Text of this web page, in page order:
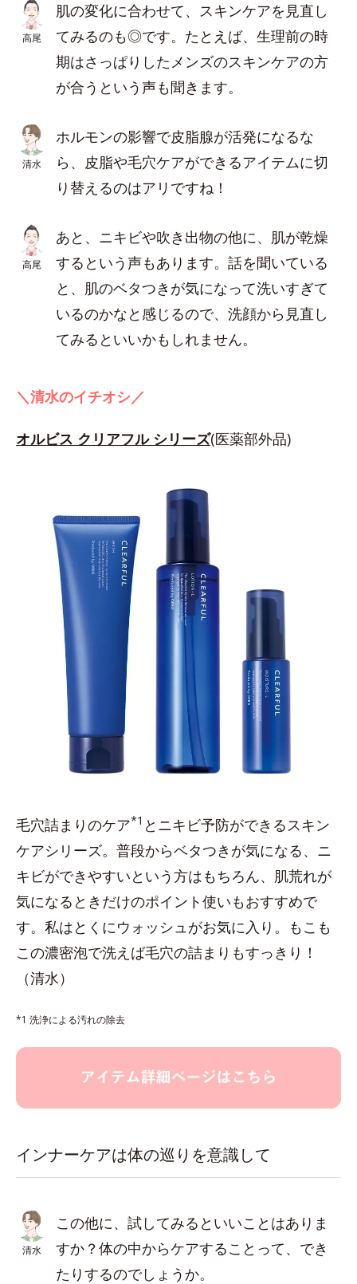
高尾
肌の変化に合わせて、スキンケアを見直し
てみるのも◎です。たとえば、生理前の時
期はさっぱりしたメンズのスキンケアの方
が合うという声も聞きます。
清水
ホルモンの影響で皮脂腺が活発になるな
ら、皮脂や毛穴ケアができるアイテムに切
り替えるのはアリですね！
高尾
あと、ニキビや吹き出物の他に、肌が乾燥
するという声もあります。話を聞いている
と、肌のベタつきが気になって洗いすぎて
いるのかなと感じるので、洗顔から見直し
てみるといいかもしれません。
＼清水のイチオシ／
オルビス クリアフル シリーズ(医薬部外品)
毛穴詰まりのケア*1 とニキビ予防ができるスキン
ケアシリーズ。普段からベタつきが気になる、ニ
キビができやすいという方はもちろん、肌荒れが
気になるときだけのポイント使いもおすすめで
す。私はとくにウォッシュがお気に入り。もこも
この濃密泡で洗えば毛穴の詰まりもすっきり！
（清水）
*1 洗浄による汚れの除去
インナーケアは体の巡りを意識して
清水
この他に、試してみるといいことはありま
すか？体の中からケアすることって、でき
たりするのでしょうか。